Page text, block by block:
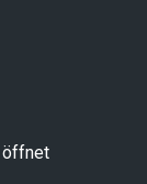
öffnet